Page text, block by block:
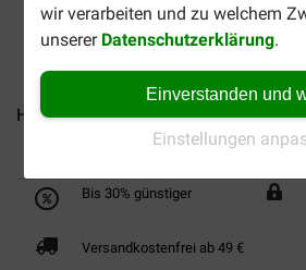
wir verarbeiten und zu welchem
unserer Datenschutzerklärung.
Einverstanden und
Einstellungen
Hills Prescription K/D... Hills
Bis 30% günstiger
Versandkostenfrei ab 49 €